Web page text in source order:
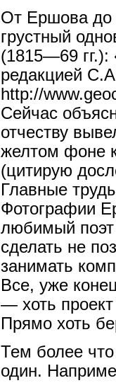
От Ершова
грустный
(1815—69 гг.):
редакцией
http://
Сейчас
отчеству
желтом фоне
(цитирую
Главные
Фотографии
любимый поэт
сделать не
занимать
Все, уже
— хоть
Прямо хоть
Тем более
один.